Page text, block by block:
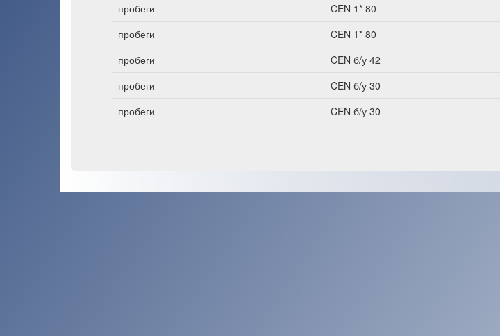
пробеги
CEN 1* 80
пробеги
CEN 1* 80
пробеги
CEN б/у 42
пробеги
CEN б/у 30
пробеги
CEN б/у 30